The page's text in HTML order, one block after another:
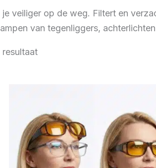
je veiliger op de weg. Filtert en
van tegenliggers,
resultaat